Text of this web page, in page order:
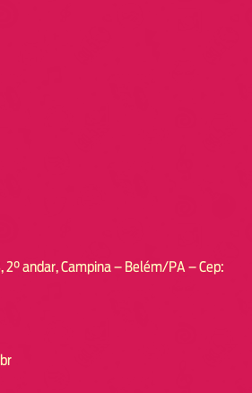
2° andar, Campina – Belém/PA – Cep: